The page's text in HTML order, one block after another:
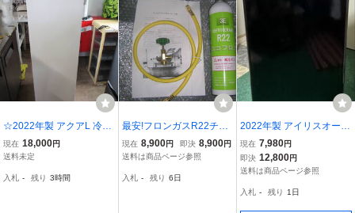
☆2022年製 アクアL 冷凍
庫 AQF-SF10K
現在 18,000円
送料未定
入札 - 残り 3時間
最安!フロンガスR22チャ
ージキット簡易マニュア
ル付き送料600円～。ク
コン復活！旧車、羽生市
現在 8,900円 即決 8,900円
送料は商品ページ参照
入札 - 残り 6日
2022年製 アイリスオーヤ
マ IUSD-6B-B 60L 前開き
冷凍庫 ブラック 動作確認
済み 1ドア 家庭用
現在 7,980円
即決 12,800円
送料は商品ページ参照
入札 - 残り 1日